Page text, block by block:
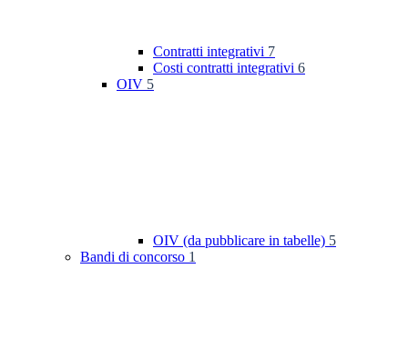
Contratti integrativi 7
Costi contratti integrativi 6
OIV 5
OIV (da pubblicare in tabelle) 5
Bandi di concorso 1